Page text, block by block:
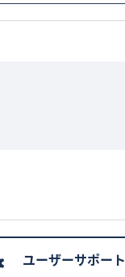
ユーザーサポート